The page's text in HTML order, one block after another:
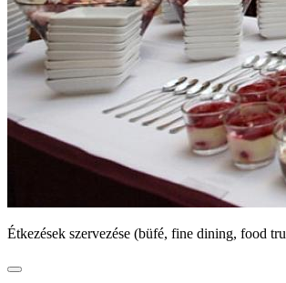
Étkezések szervezése (büfé, fine dining, food